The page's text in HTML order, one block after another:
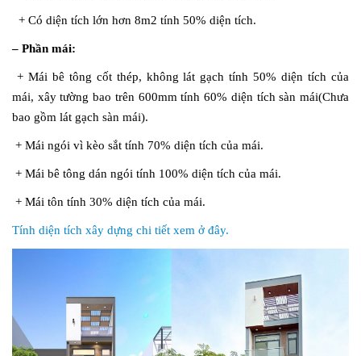
+ Có diện tích lớn hơn 8m2 tính 50% diện tích.
– Phần mái:
+ Mái bê tông cốt thép, không lát gạch tính 50% diện tích của
mái, xây tường bao trên 600mm tính 60% diện tích sàn mái(Chưa
bao gồm lát gạch sàn mái).
+ Mái ngói vì kèo sắt tính 70% diện tích của mái.
+ Mái bê tông dán ngói tính 100% diện tích của mái.
+ Mái tôn tính 30% diện tích của mái.
Tính diện tích xây dựng chi tiết xem ở đây.